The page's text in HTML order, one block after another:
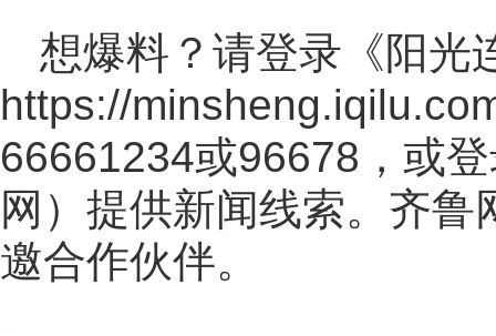
想爆料？请登录《阳光
https://
66661234或96678，或
网 ）提供新闻线索。齐鲁
邀合作伙伴。